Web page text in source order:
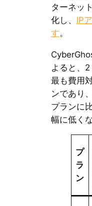
ターネッ
化し、 IP
す。
よると、
最も費用
ンであり
プランに
幅に低く
プ
ラ
ン